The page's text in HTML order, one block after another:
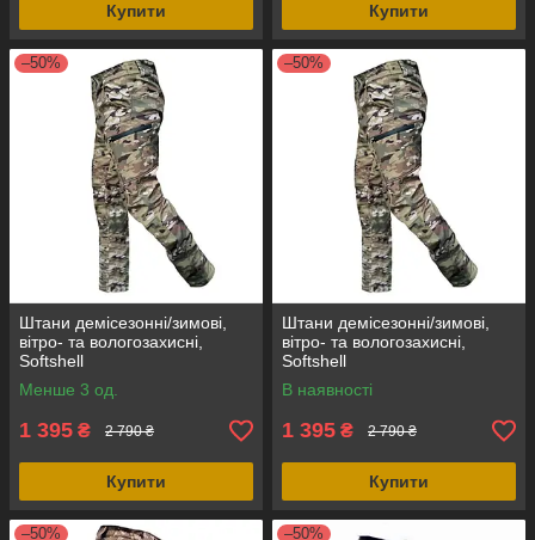
Купити Купити
–50%
Штани демісезонні/зимові,
вітро- та вологозахисні,
Softshell
Менше 3 од.
1 395 ₴ 2 790 ₴
Купити
–50%
Штани демісезонні/зимові,
вітро- та вологозахисні,
Softshell
В наявності
1 395 ₴ 2 790 ₴
Купити
–50% –50%